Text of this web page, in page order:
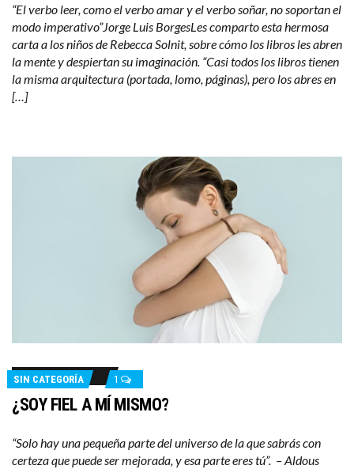
“El verbo leer, como el verbo amar y el verbo soñar, no soportan el
modo imperativo”Jorge Luis BorgesLes comparto esta hermosa
carta a los niños de Rebecca Solnit, sobre cómo los libros les abren
la mente y despiertan su imaginación. “Casi todos los libros tienen
la misma arquitectura (portada, lomo, páginas), pero los abres en
[…]
SIN CATEGORÍA 1
¿SOY FIEL A MÍ MISMO?
“Solo hay una pequeña parte del universo de la que sabrás con
certeza que puede ser mejorada, y esa parte eres tú”. – Aldous